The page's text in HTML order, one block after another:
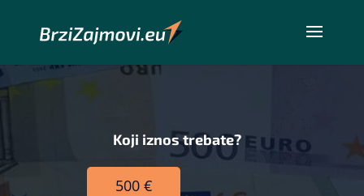
Koji iznos trebate?
500 €